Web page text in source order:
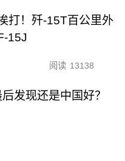
打！歼-15T百公里外
15J
阅读 13138
发现还是中国好？